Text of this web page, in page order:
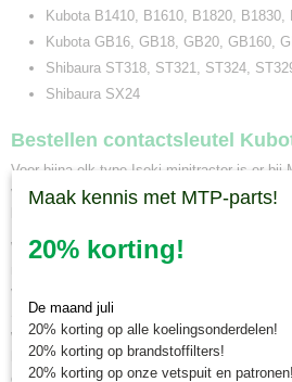
Kubota B1410, B1610, B1820, B1830,
Kubota GB16, GB18, GB20, GB160,
Shibaura ST318, ST321, ST324,
Shibaura SX24
Bestellen contactsleutel
Voor bijna elk type Iseki minitractor is er bij
vervangende contactsleutel te vinden. Voor
kwijt geraakt of u wilt graag een reserve
Wanneer u deze contactsleutel gaat
vergelijken. De contactsleutel is geschikt
Shibaura mini tractoren. Bij Minitractorparts
welke contactsleutel het beste geschikt is
hiervoor contact op met onze mini tractor
contactsleutel Kubota bij ons besteld voor
Maak kennis met MTP-parts!
20% korting!
De maand juli
20% korting op alle koelingsonderdelen!
20% korting op brandstoffilters!
20% korting op onze vetspuit en patronen!